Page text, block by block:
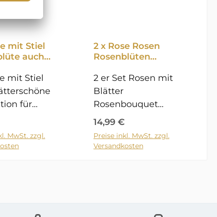
mit Stiel
auch
13,5cm
mit Stiel
für
Terrasse
oder
Preis:
MwSt. zzgl.
Warenkorb
2 x Rose Rosen
Rosenblüten
Blätter auch
Grabdekoration
Grabschmuck
wetterfest
2 er Set Rosen mit
Blätter
Rosenbouquet
schöne Dekoration
für Garten oder
Terrasse auch als
Regulärer Preis:
14,99 €
Preise inkl. MwSt. zzgl.
Versandkosten
In den Warenkorb